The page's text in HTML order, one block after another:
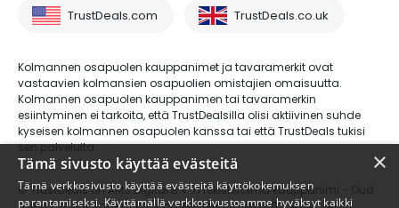
TrustDeals.com TrustDeals.co.uk
Kolmannen osapuolen kauppanimet ja tavaramerkit ovat
vastaavien kolmansien osapuolien omistajien omaisuutta.
Kolmannen osapuolen kauppanimen tai tavaramerkin
esiintyminen ei tarkoita, että TrustDealsilla olisi aktiivinen suhde
kyseisen kolmannen osapuolen kanssa tai että TrustDeals tukisi
sen palveluita.
© Trustdeals on AMS Digital B.V.:n rekisteröimä kauppanimi - Oud
×
Tämä sivusto käyttää evästeitä
Tämä verkkosivusto käyttää evästeitä käyttökokemuksen
parantamiseksi. Käyttämällä verkkosivustoamme hyväksyt kaikki